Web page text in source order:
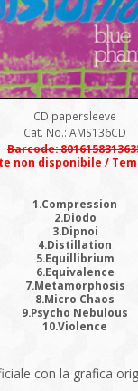
CD papersleeve
Cat. No.: AMS136CD
Barcode:
non disponibile /
1.Compression
2.Diodo
3.Dipnoi
4.Distillation
5.Equillibrium
6.Equivalence
7.Metamorphosis
8.Micro Chaos
9.Psycho Nebulous
10.Violence
con la grafica